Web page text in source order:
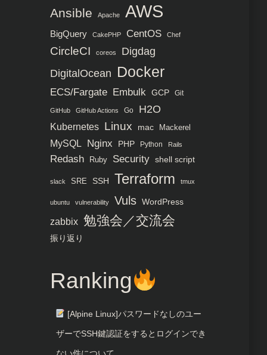
Ansible Apache AWS
BigQuery CakePHP CentOS Chef
CircleCI coreos
Digdag
DigitalOcean Docker
ECS/Fargate Embulk GCP Git
GitHub GitHub Actions Go H2O
Kubernetes Linux mac Mackerel
MySQL Nginx PHP Python Rails
Redash Ruby Security shell script
slack SRE SSH Terraform tmux
ubuntu vulnerability Vuls WordPress
zabbix 勉強会／交流会
振り返り
Ranking
[Alpine Linux]パスワードなしのユー
ザーでSSH鍵認証をするとログインでき